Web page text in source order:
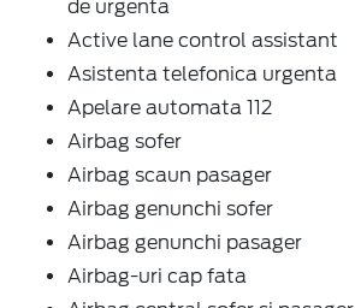
de urgenta
Active lane control assistant
Asistenta telefonica urgenta
Apelare automata 112
Airbag sofer
Airbag scaun pasager
Airbag genunchi sofer
Airbag genunchi pasager
Airbag-uri cap fata